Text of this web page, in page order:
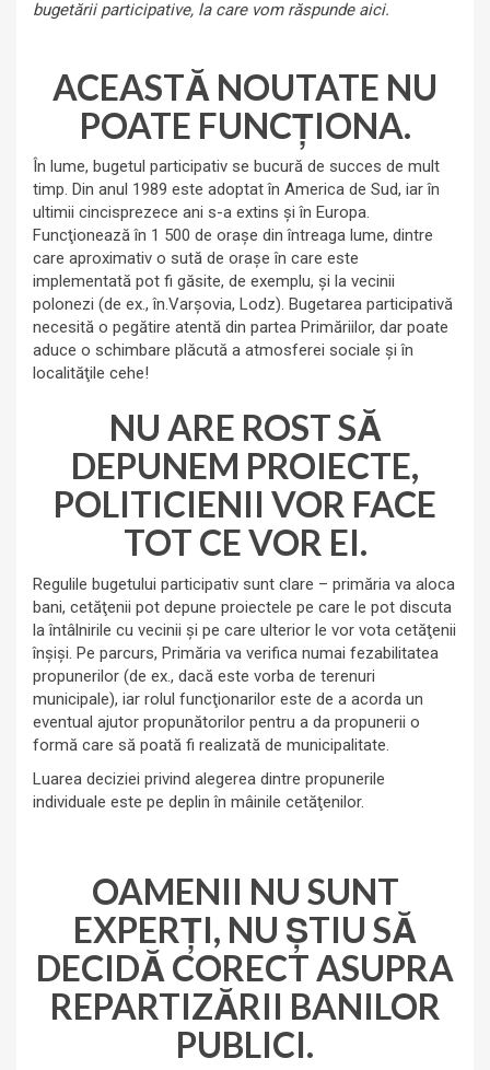
bugetării participative, la care vom răspunde aici.
ACEASTĂ NOUTATE NU
POATE FUNCŢIONA.
În lume, bugetul participativ se bucură de succes de mult
timp. Din anul 1989 este adoptat în America de Sud, iar în
ultimii cincisprezece ani s-a extins şi în Europa.
Funcţionează în 1 500 de oraşe din întreaga lume, dintre
care aproximativ o sută de oraşe în care este
implementată pot fi găsite, de exemplu, şi la vecinii
polonezi (de ex., în.Varşovia, Lodz). Bugetarea participativă
necesită o pegătire atentă din partea Primăriilor, dar poate
aduce o schimbare plăcută a atmosferei sociale şi în
localităţile cehe!
NU ARE ROST SĂ
DEPUNEM PROIECTE,
POLITICIENII VOR FACE
TOT CE VOR EI.
Regulile bugetului participativ sunt clare – primăria va aloca
bani, cetăţenii pot depune proiectele pe care le pot discuta
la întâlnirile cu vecinii şi pe care ulterior le vor vota cetăţenii
înşişi. Pe parcurs, Primăria va verifica numai fezabilitatea
propunerilor (de ex., dacă este vorba de terenuri
municipale), iar rolul funcţionarilor este de a acorda un
eventual ajutor propunătorilor pentru a da propunerii o
formă care să poată fi realizată de municipalitate.
Luarea deciziei privind alegerea dintre propunerile
individuale este pe deplin în mâinile cetăţenilor.
OAMENII NU SUNT
EXPERŢI, NU ŞTIU SĂ
DECIDĂ CORECT ASUPRA
REPARTIZĂRII BANILOR
PUBLICI.